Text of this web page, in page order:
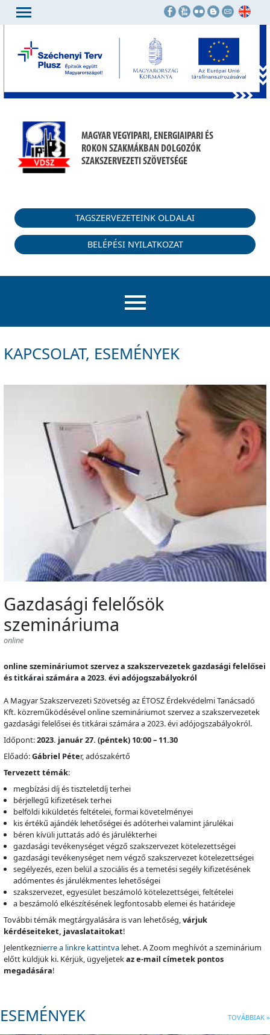
MAGYAR VEGYIPARI, ENERGIAIPARI ÉS
ROKON SZAKMÁKBAN DOLGOZÓK
SZAKSZERVEZETI SZÖVETSÉGE
TAGSZERVEZETEINK OLDALAI
BELÉPÉSI NYILATKOZAT
KAPCSOLAT, ESEMÉNYEK
Gazdasági felelősök
szemináriuma
online
online szemináriumot szervez a szakszervezetek gazdasági felelősei
és titkárai számára a 2023. évi adójogszabályokról
A Magyar Szakszervezeti Szövetség az ÉTOSZ Érdekvédelmi Tanácsadó
Kft. közreműködésével online szemináriumot szervez a szakszervezetek
gazdasági felelősei és titkárai számára a 2023. évi adójogszabályokról.
Időpont:2023. január 27. (péntek) 10:00 – 11.30
Előadó:Gábriel Péter, adószakértő
Tervezett témák:
megbízási díj és tiszteletdíj terhei
bérjellegű kifizetések terhei
belföldi kiküldetés feltételei, formai követelményei
kis értékű ajándék lehetőségei és adóterhei valamint járulékai
béren kívüli juttatás adó és járulékterhei
gazdasági tevékenységet végző szakszervezet kötelezettségei
gazdasági tevékenységet nem végző szakszervezet kötelezettségei
segélyezés, ezen belül a szociális és a temetési segély kifizetésének
adómentes és járulékmentes lehetőségei
szakszervezet, egyesület beszámoló kötelezettségei, feltételei
a beszámoló elkészítésének legfontosabb elemei és határideje
További témák megtárgyalására is van lehetőség,várjuk
kérdéseiteket, javaslataitokat!
Jelentkeznierre a linkre kattintva lehet. A Zoom meghívót a szeminárium
előtt küldjük ki. Kérjük, ügyeljetekaz e-mail címetek pontos
megadására!
ESEMÉNYEK TOVÁBBIAK »